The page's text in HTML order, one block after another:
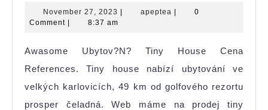
House
Ideas
November 27, 2023 November
27,
apeptea apeptea
0
Comment
8:37 am
Awasome Ubytov?N? Tiny House Cena
References. Tiny house nabízí ubytování ve
velkých karlovicích, 49 km od golfového rezortu
prosper čeladná. Web máme na prodej tiny